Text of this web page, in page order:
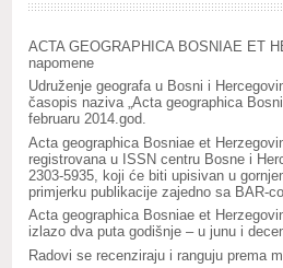
ACTA GEOGRAPHICA BOSNIAE ET
napomene
Udruženje geografa u Bosni i
časopis naziva „Acta geographica
februaru 2014.god.
Acta geographica Bosniae et
registrovana u ISSN centru Bosne i
2303-5935, koji će biti upisivan u
primjerku publikacije zajedno sa BAR-
Acta geographica Bosniae et
izlazo dva puta godišnje – u junu i
Radovi se recenziraju i ranguju prema